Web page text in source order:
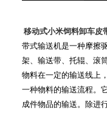
移动式小米饲料卸车皮
带式输送机是一种摩擦
架、输送带、托辊、滚
物料在一定的输送线上
一种物料的输送流程。
成件物品的输送。除进